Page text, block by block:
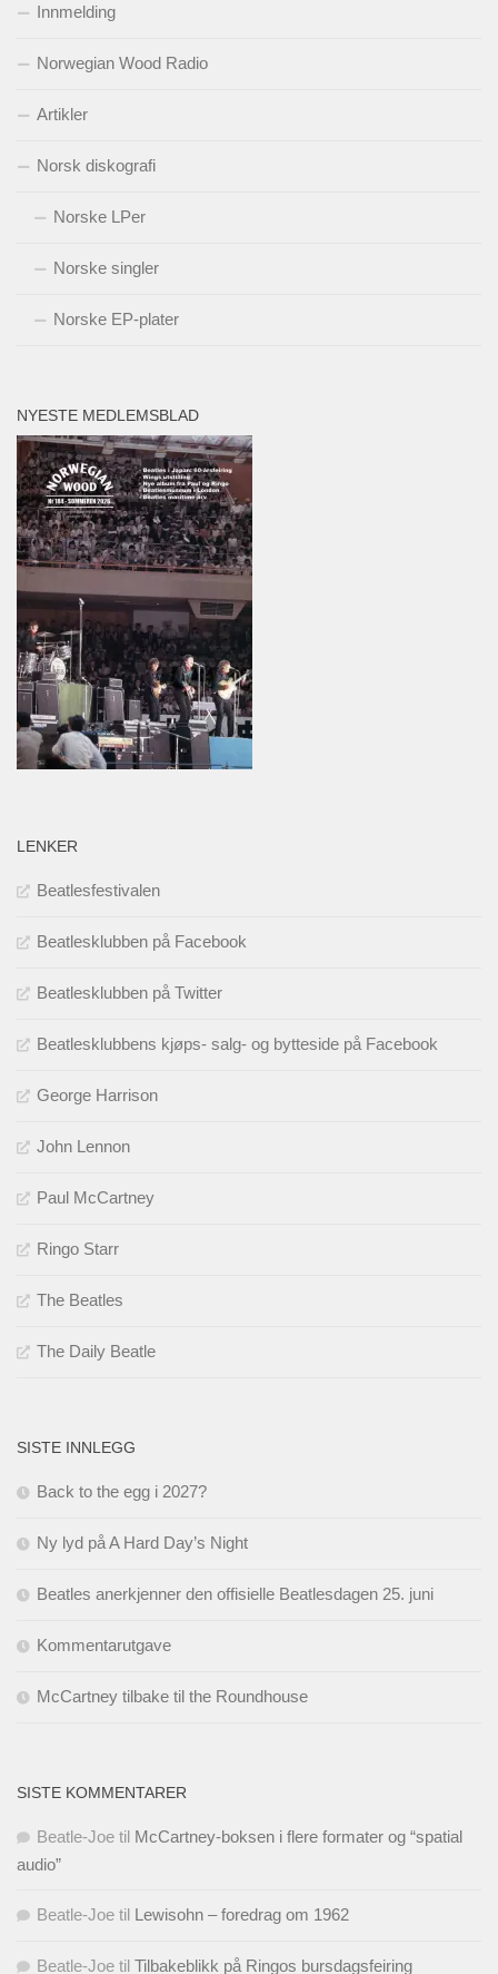
Innmelding
Norwegian Wood Radio
Artikler
Norsk diskografi
Norske LPer
Norske singler
Norske EP-plater
NYESTE MEDLEMSBLAD
LENKER
Beatlesfestivalen
Beatlesklubben på Facebook
Beatlesklubben på Twitter
Beatlesklubbens kjøps- salg- og bytteside på Facebook
George Harrison
John Lennon
Paul McCartney
Ringo Starr
The Beatles
The Daily Beatle
SISTE INNLEGG
Back to the egg i 2027?
Ny lyd på A Hard Day’s Night
Beatles anerkjenner den offisielle Beatlesdagen 25. juni
Kommentarutgave
McCartney tilbake til the Roundhouse
SISTE KOMMENTARER
Beatle-Joe til McCartney-boksen i flere formater og “spatial
audio”
Beatle-Joe til Lewisohn – foredrag om 1962
Beatle-Joe til Tilbakeblikk på Ringos bursdagsfeiring